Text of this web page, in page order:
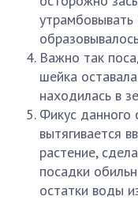
утрамбовывать
Важно так
шейка
находилась в
Фикус данного
вытягивается
растение,
посадки
остатки воды